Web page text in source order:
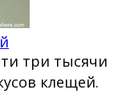
три тысячи
клещей.